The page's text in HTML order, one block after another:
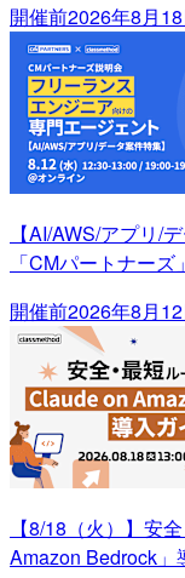
開催前2026年8月
【AI/AWS/アプリ/
「CMパートナー
開催前2026年8月
【8/18（火）】安
Amazon Bedrock」